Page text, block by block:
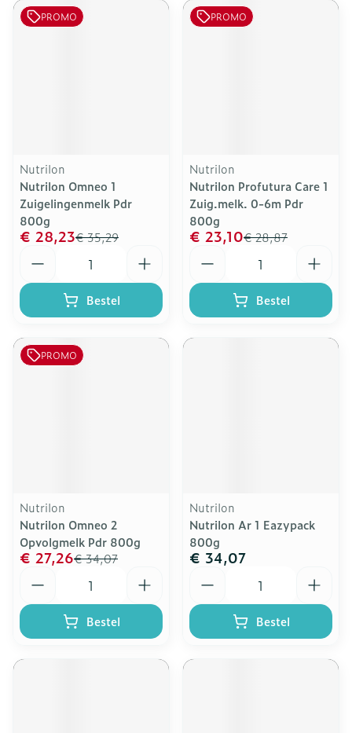
PROMO
Nutrilon
Nutrilon Omneo 1
Zuigelingenmelk Pdr
800g
€ 35,29
€ 28,23
Bestel
PROMO
Nutrilon
Nutrilon Profutura Care 1
Zuig.melk. 0-6m Pdr
800g
€ 28,87
€ 23,10
Bestel
PROMO
Nutrilon
Nutrilon Omneo 2
Opvolgmelk Pdr 800g
€ 34,07
€ 27,26
Bestel
Nutrilon
Nutrilon Ar 1 Eazypack
800g
€ 34,07
Bestel